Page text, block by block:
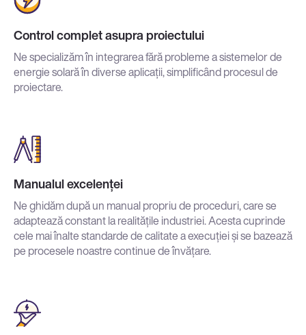
Control complet asupra proiectului
Ne specializăm în integrarea fără probleme a sistemelor de
energie solară în diverse aplicații, simplificând procesul de
proiectare.
Manualul excelenței
Ne ghidăm după un manual propriu de proceduri, care se
adaptează constant la realitățile industriei. Acesta cuprinde
cele mai înalte standarde de calitate a execuției și se bazează
pe procesele noastre continue de învățare.